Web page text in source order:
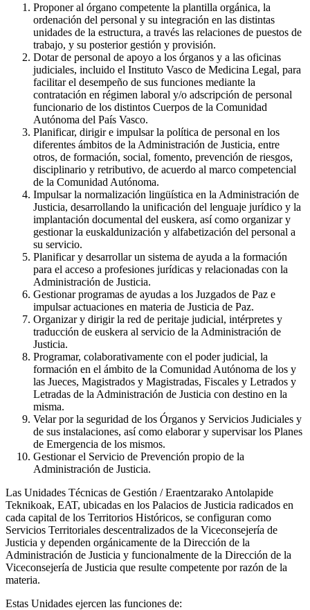
Proponer al órgano competente la plantilla orgánica, la
ordenación del personal y su integración en las distintas
unidades de la estructura, a través las relaciones de puestos de
trabajo, y su posterior gestión y provisión.
Dotar de personal de apoyo a los órganos y a las oficinas
judiciales, incluido el Instituto Vasco de Medicina Legal, para
facilitar el desempeño de sus funciones mediante la
contratación en régimen laboral y/o adscripción de personal
funcionario de los distintos Cuerpos de la Comunidad
Autónoma del País Vasco.
Planificar, dirigir e impulsar la política de personal en los
diferentes ámbitos de la Administración de Justicia, entre
otros, de formación, social, fomento, prevención de riesgos,
disciplinario y retributivo, de acuerdo al marco competencial
de la Comunidad Autónoma.
Impulsar la normalización lingüística en la Administración de
Justicia, desarrollando la unificación del lenguaje jurídico y la
implantación documental del euskera, así como organizar y
gestionar la euskaldunización y alfabetización del personal a
su servicio.
Planificar y desarrollar un sistema de ayuda a la formación
para el acceso a profesiones jurídicas y relacionadas con la
Administración de Justicia.
Gestionar programas de ayudas a los Juzgados de Paz e
impulsar actuaciones en materia de Justicia de Paz.
Organizar y dirigir la red de peritaje judicial, intérpretes y
traducción de euskera al servicio de la Administración de
Justicia.
Programar, colaborativamente con el poder judicial, la
formación en el ámbito de la Comunidad Autónoma de los y
las Jueces, Magistrados y Magistradas, Fiscales y Letrados y
Letradas de la Administración de Justicia con destino en la
misma.
Velar por la seguridad de los Órganos y Servicios Judiciales y
de sus instalaciones, así como elaborar y supervisar los Planes
de Emergencia de los mismos.
Gestionar el Servicio de Prevención propio de la
Administración de Justicia.
Las Unidades Técnicas de Gestión / Eraentzarako Antolapide
Teknikoak, EAT, ubicadas en los Palacios de Justicia radicados en
cada capital de los Territorios Históricos, se configuran como
Servicios Territoriales descentralizados de la Viceconsejería de
Justicia y dependen orgánicamente de la Dirección de la
Administración de Justicia y funcionalmente de la Dirección de la
Viceconsejería de Justicia que resulte competente por razón de la
materia.
Estas Unidades ejercen las funciones de: